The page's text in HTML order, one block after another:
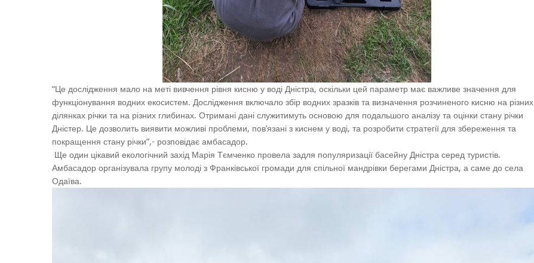
“Це дослідження мало на меті вивчення рівня кисню у воді Дністра, оскільки цей параметр має важливе значення для
функціонування водних екосистем. Дослідження включало збір водних зразків та визначення розчиненого кисню на різних
ділянках річки та на різних глибинах. Отримані дані служитимуть основою для подальшого аналізу та оцінки стану річки
Дністер. Це дозволить виявити можливі проблеми, пов’язані з киснем у воді, та розробити стратегії для збереження та
покращення стану річки”,- розповідає амбасадор.
Ще один цікавий екологічний захід Марія Тємченко провела задля популяризації басейну Дністра серед туристів.
Амбасадор організувала групу молоді з Франківської громади для спільної мандрівки берегами Дністра, а саме до села
Одаїва.